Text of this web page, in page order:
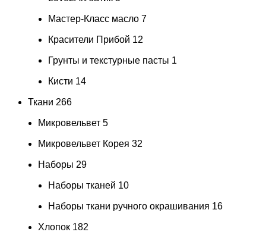
Мастер-Класс масло 7
Красители Прибой 12
Грунты и текстурные пасты 1
Кисти 14
Ткани 266
Микровельвет 5
Микровельвет Корея 32
Наборы 29
Наборы тканей 10
Наборы ткани ручного окрашивания 16
Хлопок 182